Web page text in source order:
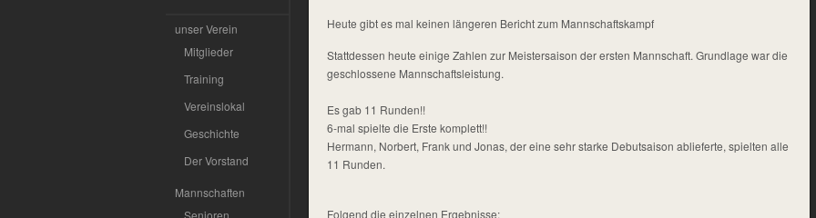
unser Verein
Mitglieder
Training
Vereinslokal
Geschichte
Der Vorstand
Mannschaften
Senioren
Heute gibt es mal keinen längeren Bericht zum Mannschaftskampf
Stattdessen heute einige Zahlen zur Meistersaison der ersten Mannschaft. Grundlage war die
geschlossene Mannschaftsleistung.
Es gab 11 Runden!!
6-mal spielte die Erste komplett!!
Hermann, Norbert, Frank und Jonas, der eine sehr starke Debutsaison ablieferte, spielten alle
11 Runden.
Folgend die einzelnen Ergebnisse: